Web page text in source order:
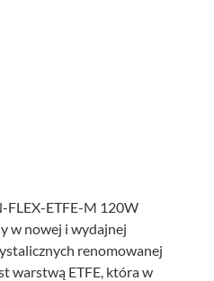
FLEX-ETFE-M 120W
w nowej i wydajnej
renomowanej
warstwą ETFE, która w